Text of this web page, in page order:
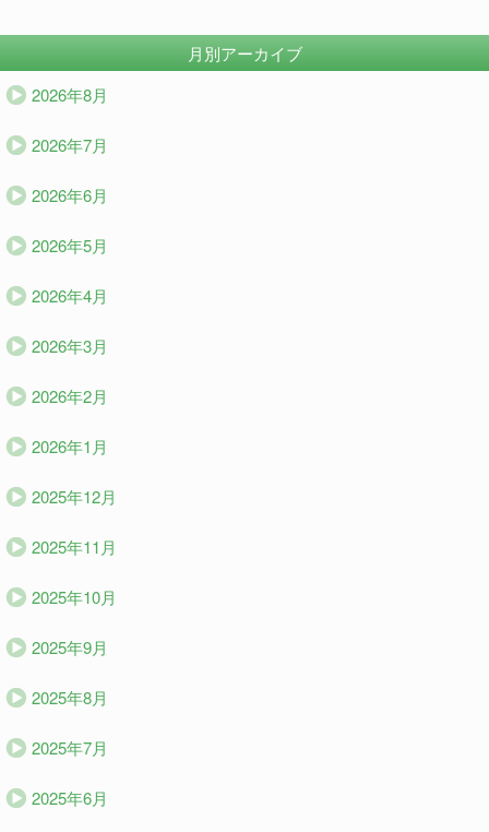
月別アーカイブ
2026年8月
2026年7月
2026年6月
2026年5月
2026年4月
2026年3月
2026年2月
2026年1月
2025年12月
2025年11月
2025年10月
2025年9月
2025年8月
2025年7月
2025年6月